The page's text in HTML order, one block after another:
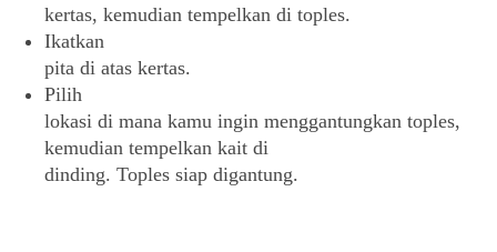
kertas, kemudian tempelkan di toples.
Ikatkan
pita di atas kertas.
Pilih
lokasi di mana kamu ingin menggantungkan toples,
kemudian tempelkan kait di
dinding. Toples siap digantung.